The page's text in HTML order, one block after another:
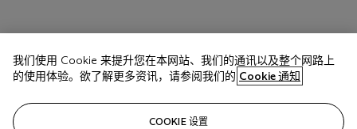
我们使用 Cookie 来提升您在本网站、我们的通讯以及整个网路上
的使用体验。欲了解更多资讯，请参阅我们的 Cookie 通知
COOKIE 设置